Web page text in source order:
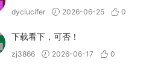
dyclucifer 2026-06-25 0
下载看下，可否！
zj3866 2026-06-17 0